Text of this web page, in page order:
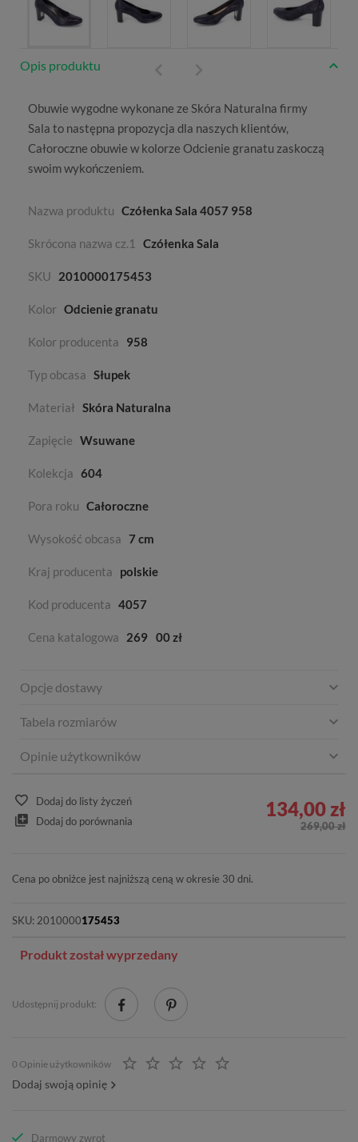
Opis produktu
Obuwie wygodne wykonane ze Skóra Naturalna firmy
Sala to następna propozycja dla naszych klientów,
Całoroczne obuwie w kolorze Odcienie granatu zaskoczą
swoim wykończeniem.
Nazwa produktu Czółenka Sala 4057 958
Skrócona nazwa cz.1 Czółenka Sala
SKU 2010000175453
Kolor Odcienie granatu
Kolor producenta 958
Typ obcasa Słupek
Materiał Skóra Naturalna
Zapięcie Wsuwane
Kolekcja 604
Pora roku Całoroczne
Wysokość obcasa 7 cm
Kraj producenta polskie
Kod producenta 4057
Cena katalogowa 269 00 zł
Opcje dostawy
Tabela rozmiarów
Opinie użytkowników
Dodaj do listy życzeń
Dodaj do porównania
134,00 zł
269,00 zł
Cena po obniżce jest najniższą ceną w okresie 30 dni.
SKU: 2010000175453
Produkt został wyprzedany
Udostępnij produkt:
0 Opinie użytkowników
Dodaj swoją opinię
Darmowy zwrot